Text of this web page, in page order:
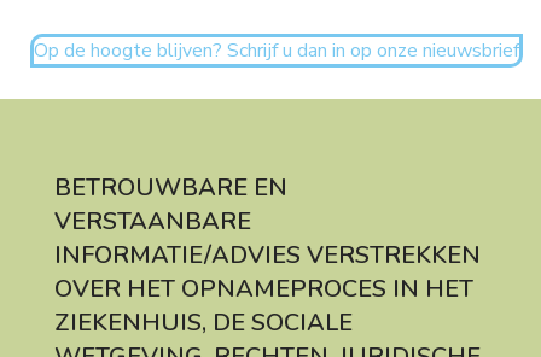
Op de hoogte blijven? Schrijf u dan in op onze nieuwsbrief
BETROUWBARE EN
VERSTAANBARE
INFORMATIE/ADVIES VERSTREKKEN
OVER HET OPNAMEPROCES IN HET
ZIEKENHUIS, DE SOCIALE